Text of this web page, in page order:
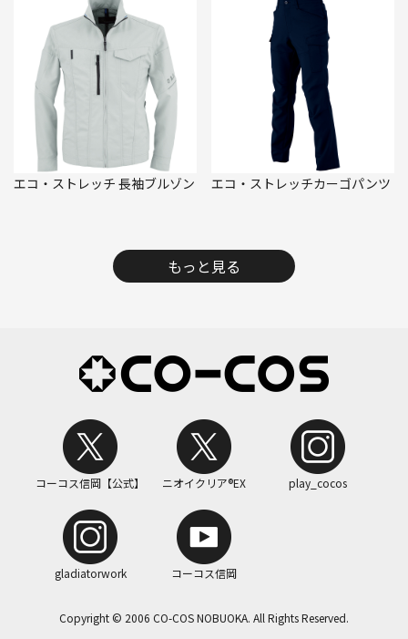
エコ・ストレッチ 長袖ブルゾン エコ・ストレッチカーゴパンツ
もっと見る
コーコス信岡【公式】 ニオイクリア®EX play_cocos
gladiatorwork コーコス信岡
Copyright © 2006 CO-COS NOBUOKA. All Rights Reserved.